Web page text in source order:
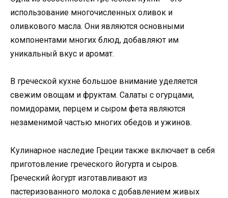
использование многочисленных оливок и
оливкового масла. Они являются основными
компонентами многих блюд, добавляют им
уникальный вкус и аромат.
В греческой кухне большое внимание уделяется
свежим овощам и фруктам. Салаты с огурцами,
помидорами, перцем и сыром фета являются
незаменимой частью многих обедов и ужинов.
Кулинарное наследие Греции также включает в себя
приготовление греческого йогурта и сыров.
Греческий йогурт изготавливают из
пастеризованного молока с добавлением живых